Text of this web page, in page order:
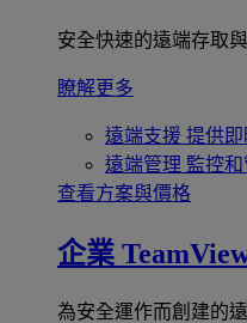
安全快速的遠端存取
瞭解更多
遠端支援 提供
遠端管理 監控
查看方案與價格
企業
為安全運作而創建的